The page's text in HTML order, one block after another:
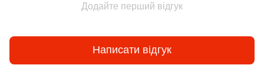
Додайте перший відгук
Написати відгук